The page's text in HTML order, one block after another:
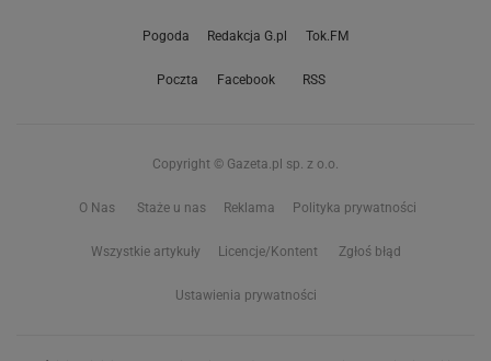
Pogoda Redakcja G.pl Tok.FM
Poczta Facebook RSS
Copyright © Gazeta.pl sp. z o.o.
O Nas Staże u nas Reklama Polityka prywatności
Wszystkie artykuły Licencje/Kontent Zgłoś błąd
Ustawienia prywatności